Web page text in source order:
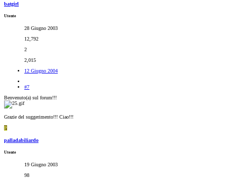
batgirl
Utente
28 Giugno 2003
12,792
2
2,015
12 Giugno 2004
#7
Benvenuto(a) sul forum!!!
Grazie del suggerimento!!! Ciao!!!
P
palladabiliardo
Utente
19 Giugno 2003
98